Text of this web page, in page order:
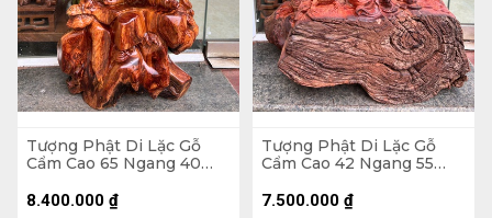
Tượng Phật Di Lặc Gỗ
Cẩm Cao 65 Ngang 40
8.400.000 ₫
Tượng Phật Di Lặc Gỗ
Cẩm Cao 42 Ngang 55
7.500.000 ₫